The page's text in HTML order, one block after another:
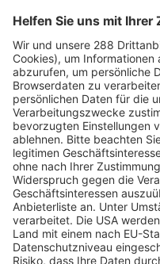
Freiburg im Breisgau
Berliner Barock Solisten
18. Februar 2027